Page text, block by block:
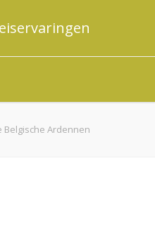
Belgische Ardennen